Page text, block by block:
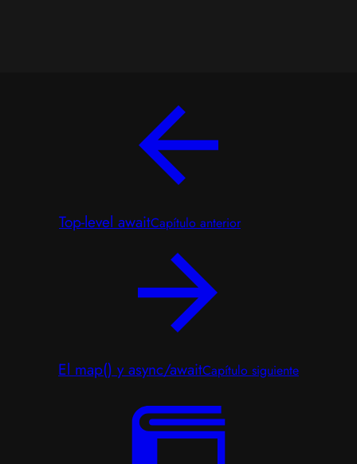
Top-level awaitCapítulo anterior
El map() y async/awaitCapítulo siguiente